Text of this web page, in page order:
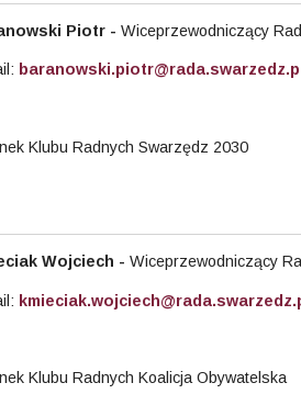
Piotr - Wiceprzewodniczący
Klubu Radnych Swarzędz 2030
Wojciech - Wiceprzewodniczący
Klubu Radnych Koalicja Obywatelska